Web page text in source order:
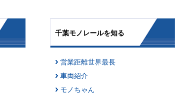
千葉モノレールを知る
営業距離世界最長
車両紹介
モノちゃん